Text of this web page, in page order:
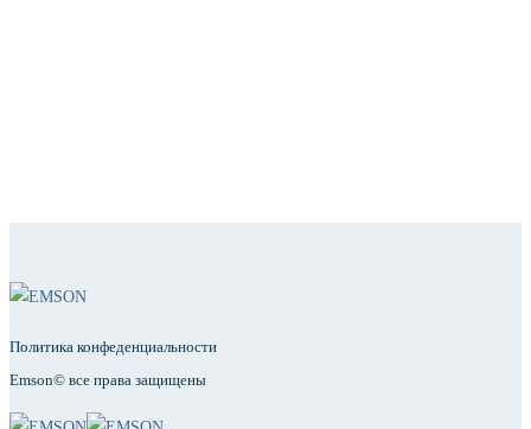
Политика конфеденциальности
Emson© все права защищены